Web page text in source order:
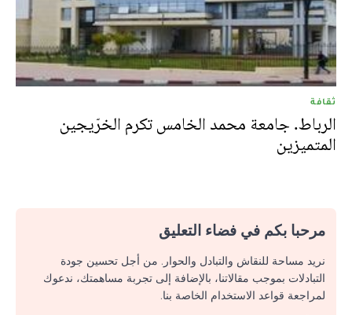
ثقافة
الرباط. جامعة محمد الخامس تكرم الخرّيجين
المتميزين
مرحبا بكم في فضاء التعليق
نريد مساحة للنقاش والتبادل والحوار. من أجل تحسين جودة
التبادلات بموجب مقالاتنا، بالإضافة إلى تجربة مساهمتك، ندعوك
لمراجعة قواعد الاستخدام الخاصة بنا.